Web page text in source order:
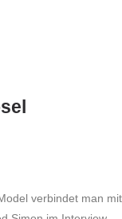
verbindet man